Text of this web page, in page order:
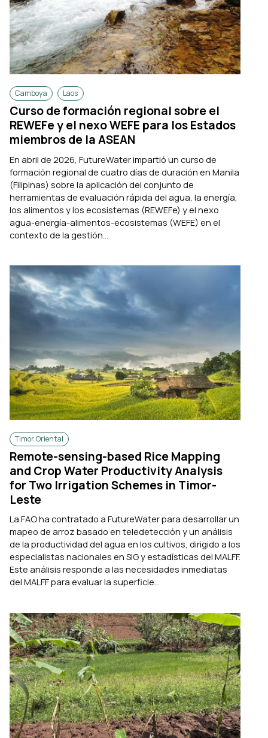
Camboya Laos
Curso de formación regional sobre el
REWEFe y el nexo WEFE para los Estados
miembros de la ASEAN
En abril de 2026, FutureWater impartió un curso de
formación regional de cuatro días de duración en Manila
(Filipinas) sobre la aplicación del conjunto de
herramientas de evaluación rápida del agua, la energía,
los alimentos y los ecosistemas (REWEFe) y el nexo
agua-energía-alimentos-ecosistemas (WEFE) en el
contexto de la gestión...
Timor Oriental
Remote-sensing-based Rice Mapping
and Crop Water Productivity Analysis
for Two Irrigation Schemes in Timor-
Leste
La FAO ha contratado a FutureWater para desarrollar un
mapeo de arroz basado en teledetección y un análisis
de la productividad del agua en los cultivos, dirigido a los
especialistas nacionales en SIG y estadísticas del MALFF.
Este análisis responde a las necesidades inmediatas
del MALFF para evaluar la superficie...